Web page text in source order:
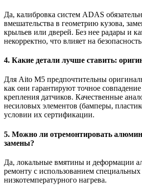
Да, калибровка систем ADAS
вмешательства в геометрию кузова,
крыльев или дверей. Без нее радары и
некорректно, что влияет на
4. Какие детали лучше ставить:
Для Aito M5 предпочтительны
как они гарантируют точное
крепления датчиков. Качественные
несиловых элементов (бамперы,
условии их сертификации.
5. Можно ли отремонтировать
замены?
Да, локальные вмятины и деформации
ремонту с использованием
низкотемпературного нагрева.